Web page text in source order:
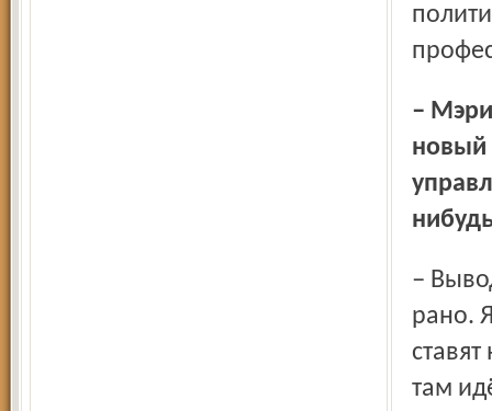
– Мэрия Ярославля сейчас сильно обновилась. Пришёл
новый
– Выводы о движении Ярославля вперёд пока делать
рано.
там